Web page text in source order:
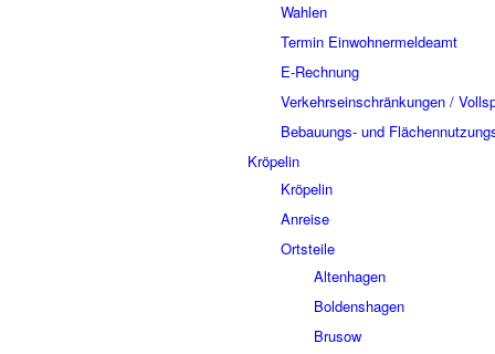
Wahlen
Termin Einwohnermeldeamt
E-Rechnung
Verkehrseinschränkungen /
Bebauungs- und
Kröpelin
Kröpelin
Anreise
Ortsteile
Altenhagen
Boldenshagen
Brusow